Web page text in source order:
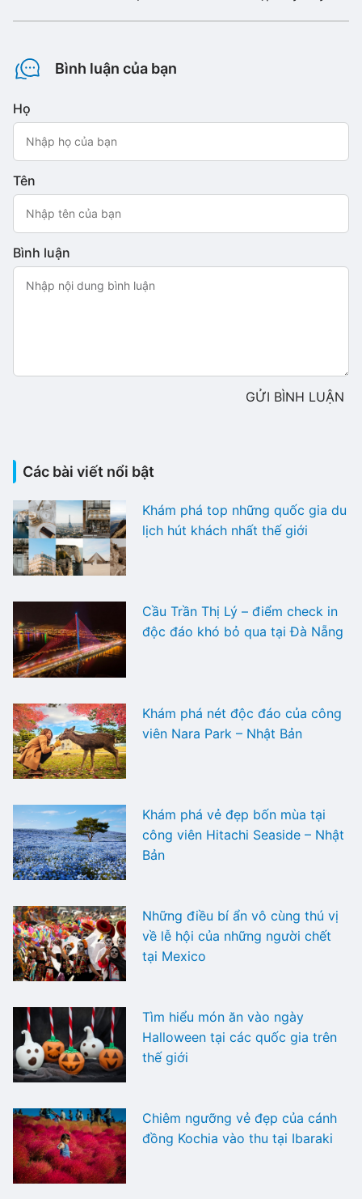
Bình luận của bạn
Họ
Tên
Bình luận
GỬI BÌNH LUẬN
Các bài viết nổi bật
Khám phá top những quốc gia du
lịch hút khách nhất thế giới
Cầu Trần Thị Lý – điểm check in
độc đáo khó bỏ qua tại Đà Nẵng
Khám phá nét độc đáo của công
viên Nara Park – Nhật Bản
Khám phá vẻ đẹp bốn mùa tại
công viên Hitachi Seaside – Nhật
Bản
Những điều bí ẩn vô cùng thú vị
về lễ hội của những người chết
tại Mexico
Tìm hiểu món ăn vào ngày
Halloween tại các quốc gia trên
thế giới
Chiêm ngưỡng vẻ đẹp của cánh
đồng Kochia vào thu tại Ibaraki